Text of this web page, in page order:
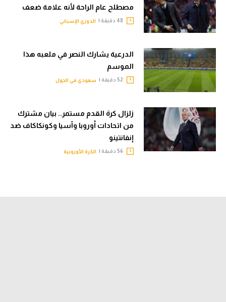
مصطلح عام الراحة لأنه علامة ضعف
الدوري الإسباني
الدرعية يشارك النصر في ملعبه هذا
الموسم
سعودي في الجول
زلزال كرة القدم مستمر.. بيان مشترك
من اتحادات أوروبا وآسيا وكونكاكاف ضد
إنفانتينو
الكرة الأوروبية